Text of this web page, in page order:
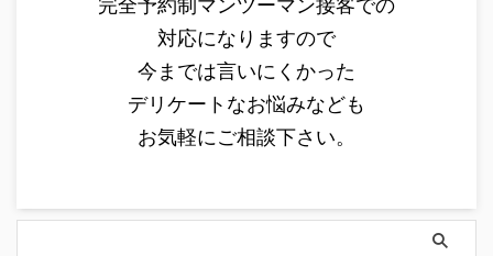
完全予約制マンツーマン接客での
対応になりますので
今までは言いにくかった
デリケートなお悩みなども
お気軽にご相談下さい。